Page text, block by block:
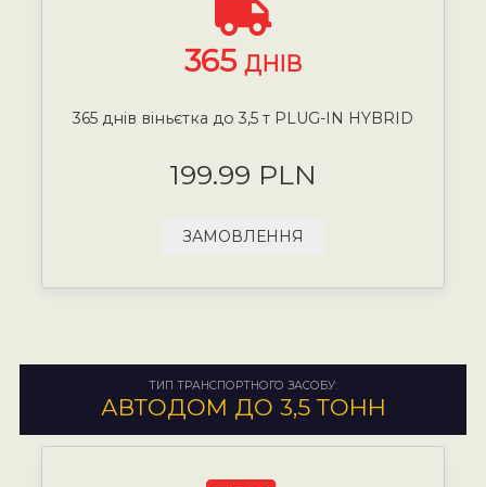
365 ДНІВ
365 днів віньєтка до 3,5 т PLUG-IN HYBRID
199.99 PLN
ЗАМОВЛЕННЯ
ТИП ТРАНСПОРТНОГО ЗАСОБУ:
АВТОДОМ ДО 3,5 ТОНН